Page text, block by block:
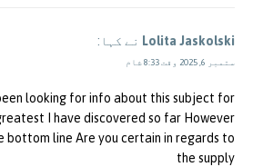
Lolita Jaskolski نے کہا:
ستمبر 6, 2025 وقت 8:33 شام
looking for info about this subject for
I have discovered so far However
bottom line Are you certain in regards to
the supply